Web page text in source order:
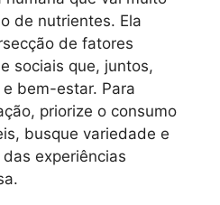
de nutrientes. Ela
de fatores
sociais que, juntos,
bem-estar. Para
priorize o consumo
busque variedade e
experiências